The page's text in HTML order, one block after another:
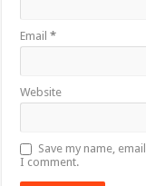
Email*
Website
Save my name,
I comment.